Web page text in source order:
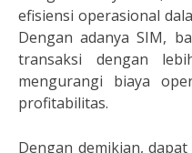
efisiensi operasional
Dengan adanya SIM,
transaksi dengan
mengurangi biaya
profitabilitas.
Dengan demikian,